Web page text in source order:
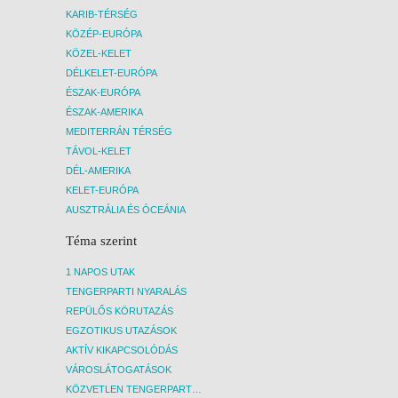
KARIB-TÉRSÉG
KÖZÉP-EURÓPA
KÖZEL-KELET
DÉLKELET-EURÓPA
ÉSZAK-EURÓPA
ÉSZAK-AMERIKA
MEDITERRÁN TÉRSÉG
TÁVOL-KELET
DÉL-AMERIKA
KELET-EURÓPA
AUSZTRÁLIA ÉS ÓCEÁNIA
Téma szerint
1 NAPOS UTAK
TENGERPARTI NYARALÁS
REPÜLŐS KÖRUTAZÁS
EGZOTIKUS UTAZÁSOK
AKTÍV KIKAPCSOLÓDÁS
VÁROSLÁTOGATÁSOK
KÖZVETLEN TENGERPARTI SZÁLLÁSOK